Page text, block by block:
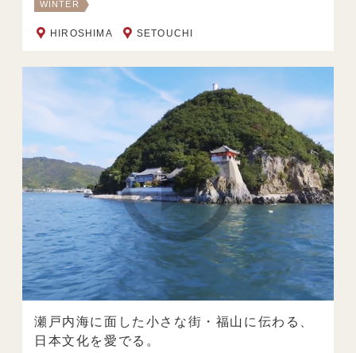
WINTER
HIROSHIMA SETOUCHI
瀬戸内海に面した小さな街・福山に伝わる、
日本文化を愛でる。